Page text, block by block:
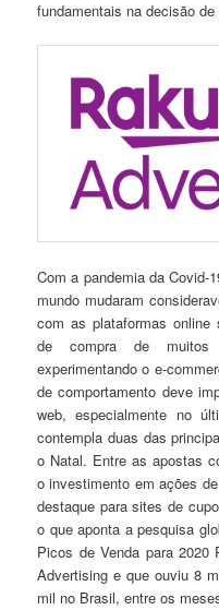
fundamentais na decisão
Com a pandemia da Covid-
mundo mudaram
com as plataformas online
de compra de muitos
experimentando o e-
de comportamento deve
web, especialmente no
contempla duas das
o Natal. Entre as apostas
o investimento em ações
destaque para sites de
o que aponta a pesquisa
Picos de Venda para 2020
Advertising e que ouviu 8
mil no Brasil, entre os